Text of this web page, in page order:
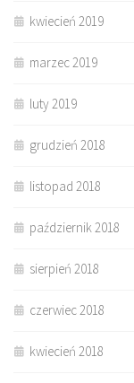
kwiecień 2019
marzec 2019
luty 2019
grudzień 2018
listopad 2018
październik 2018
sierpień 2018
czerwiec 2018
kwiecień 2018